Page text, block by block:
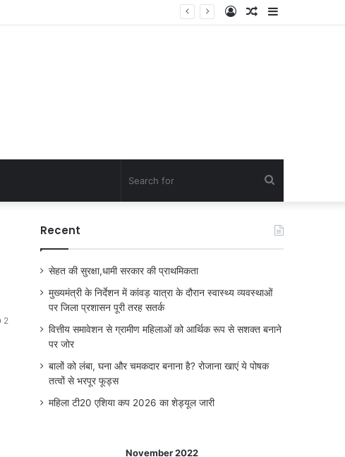
Random
Log
for
2
Recent
सेहत की सुरक्षा,धामी सरकार की प्राथमिकता
मुख्यमंत्री के निर्देशन में कांवड़ यात्रा के दौरान स्वास्थ्य व्यवस्थाओं
पर जिला प्रशासन पूरी तरह सतर्क
वित्तीय समावेशन से ग्रामीण महिलाओं को आर्थिक रूप से सशक्त बनाने
पर जोर
बालों को लंबा, घना और चमकदार बनाना है? रोजाना खाएं ये पोषक
तत्वों से भरपूर फूड्स
महिला टी20 एशिया कप 2026 का शेड्यूल जारी
November 2022